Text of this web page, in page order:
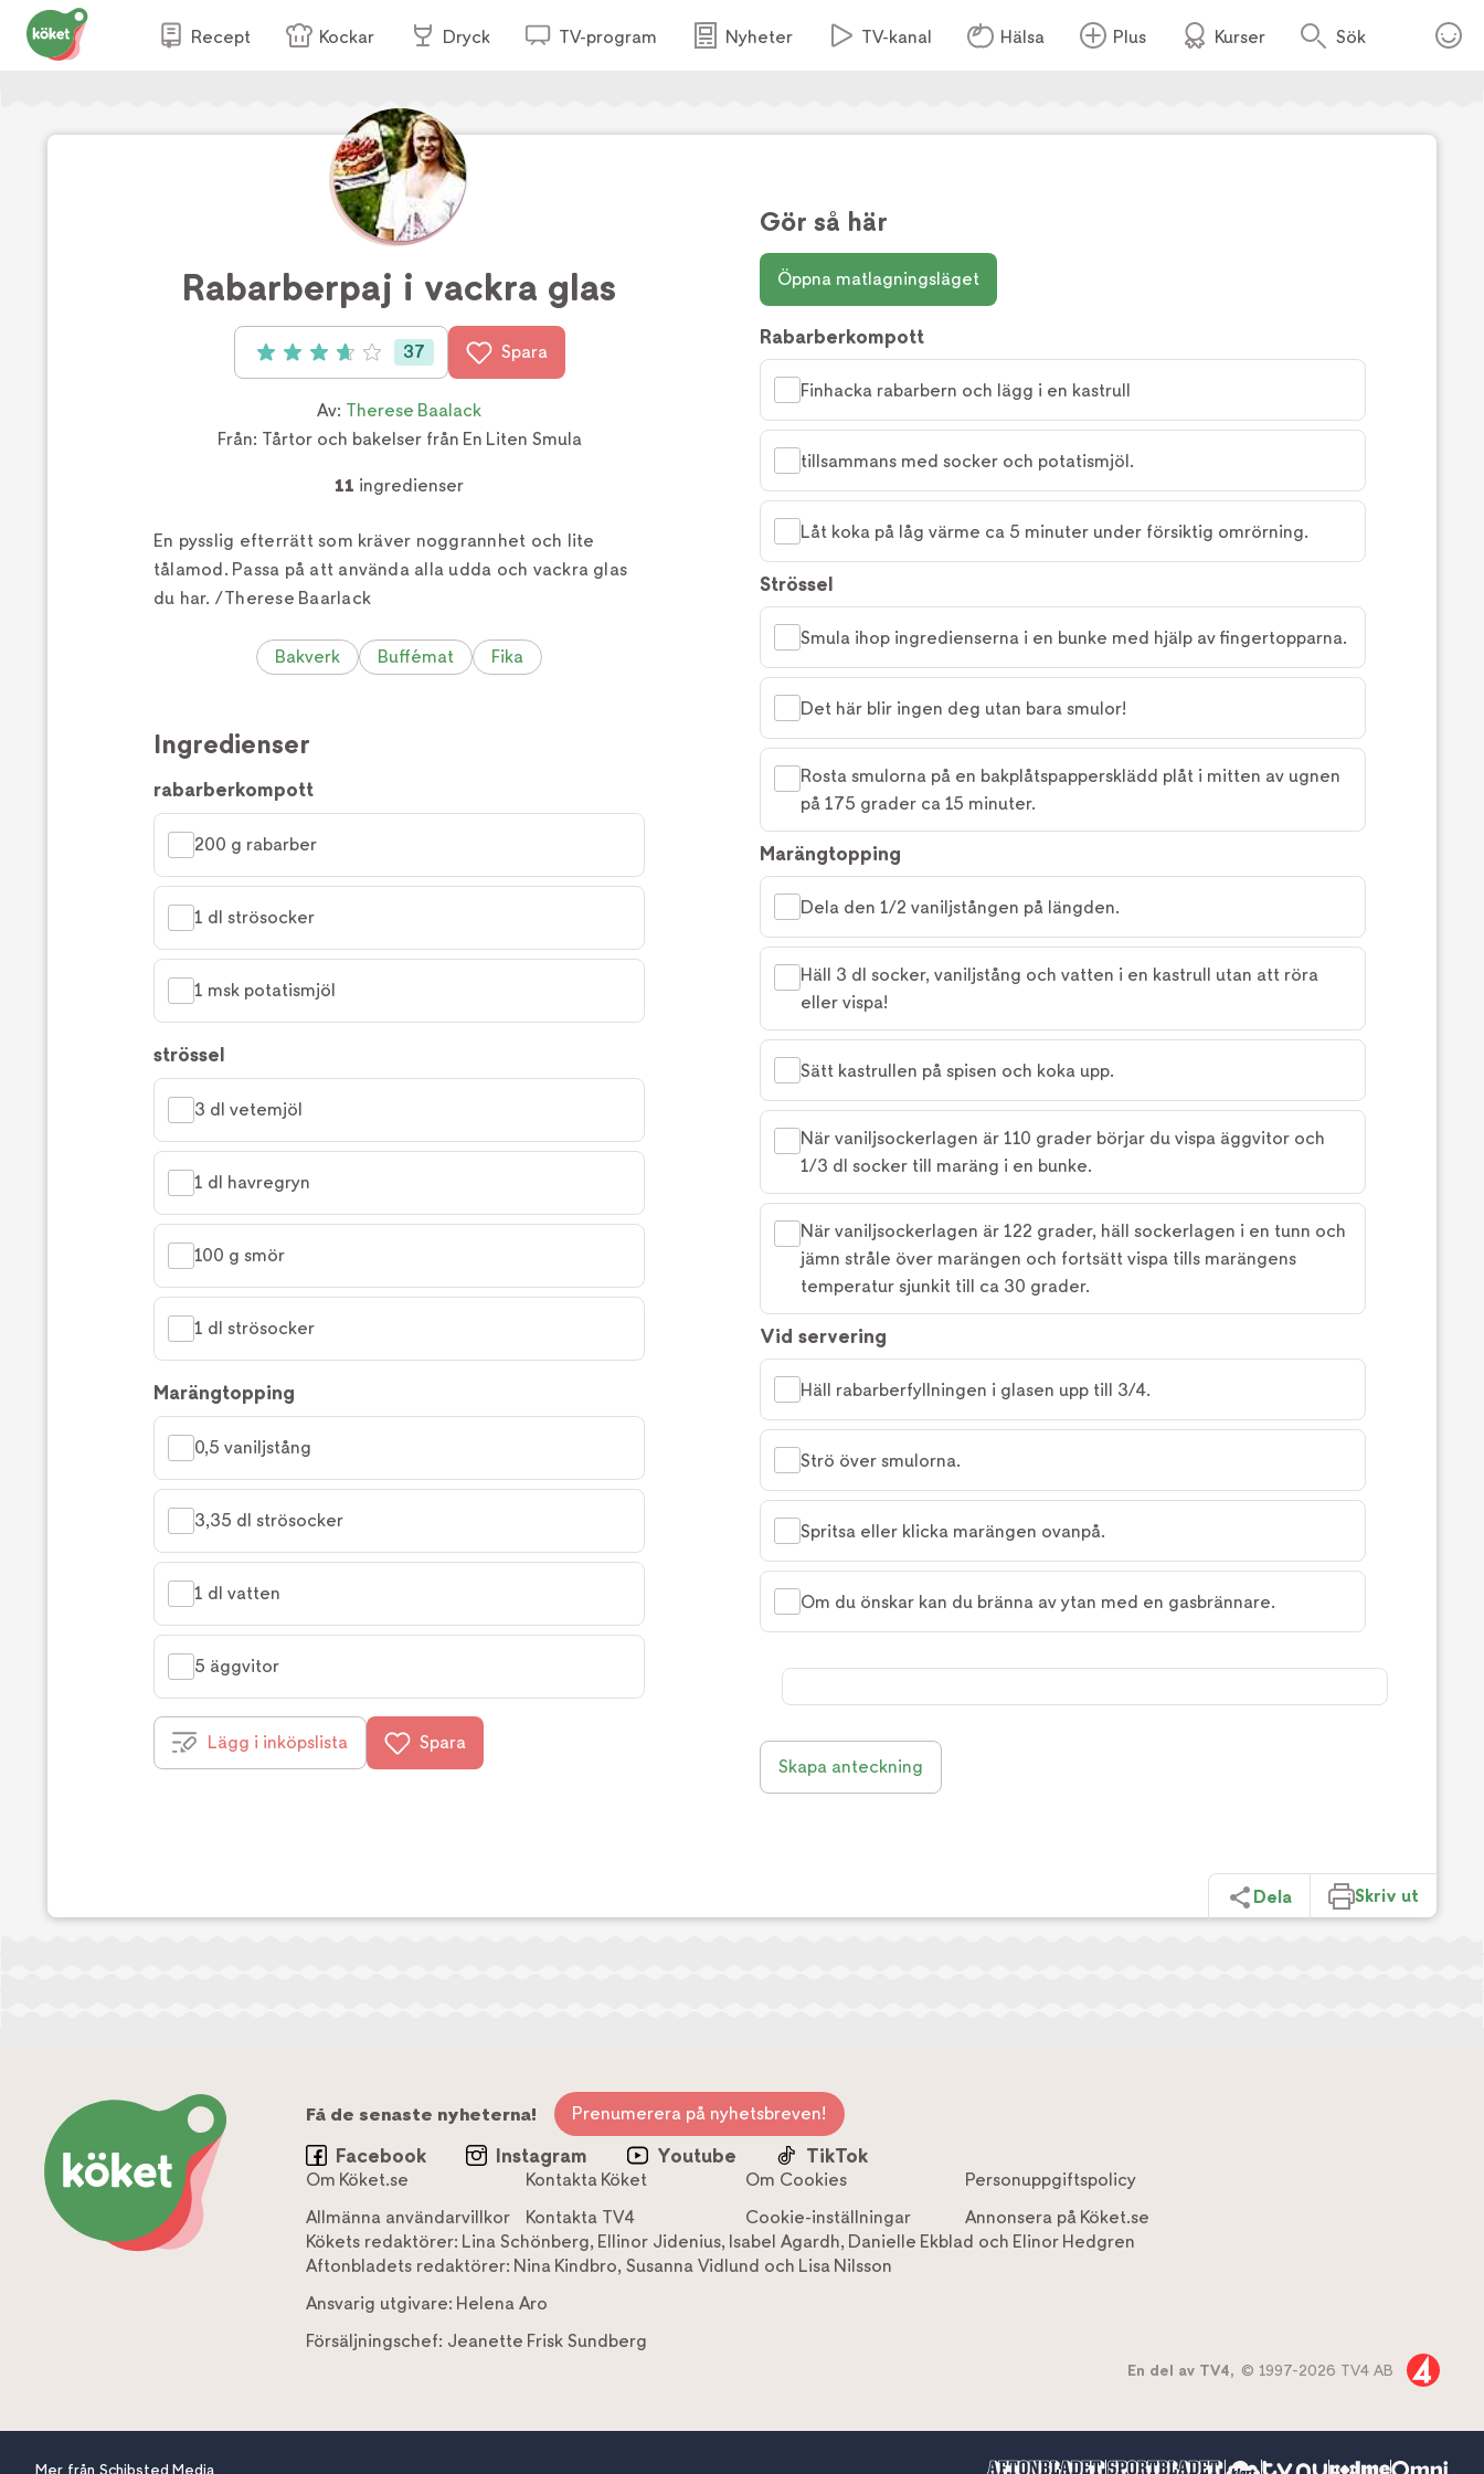
Recept Kockar Dryck TV-program Nyheter TV-kanal Hälsa Plus Kurser Sök
Foto:Anna Kern
Rabarberpaj i vackra glas
Betyg: 3.73 av 5 (37 röster)
37 Spara
Av: Therese Baalack
Från: Tårtor och bakelser från En Liten Smula
11 ingredienser
En pysslig efterrätt som kräver noggrannhet och lite
tålamod. Passa på att använda alla udda och vackra glas
du har. /Therese Baarlack
Bakverk Buffémat Fika
Ingredienser
rabarberkompott
200 g rabarber
1 dl strösocker
1 msk potatismjöl
strössel
3 dl vetemjöl
1 dl havregryn
100 g smör
1 dl strösocker
Marängtopping
0,5 vaniljstång
3,35 dl strösocker
1 dl vatten
5 äggvitor
Lägg i inköpslista Spara
Gör så här
Öppna matlagningsläget
Rabarberkompott
Finhacka rabarbern och lägg i en kastrull
tillsammans med socker och potatismjöl.
Låt koka på låg värme ca 5 minuter under försiktig omrörning.
Strössel
Smula ihop ingredienserna i en bunke med hjälp av fingertopparna.
Det här blir ingen deg utan bara smulor!
Rosta smulorna på en bakplåtspappersklädd plåt i mitten av ugnen
på 175 grader ca 15 minuter.
Marängtopping
Dela den 1/2 vaniljstången på längden.
Häll 3 dl socker, vaniljstång och vatten i en kastrull utan att röra
eller vispa!
Sätt kastrullen på spisen och koka upp.
När vaniljsockerlagen är 110 grader börjar du vispa äggvitor och
1/3 dl socker till maräng i en bunke.
När vaniljsockerlagen är 122 grader, häll sockerlagen i en tunn och
jämn stråle över marängen och fortsätt vispa tills marängens
temperatur sjunkit till ca 30 grader.
Vid servering
Häll rabarberfyllningen i glasen upp till 3/4.
Strö över smulorna.
Spritsa eller klicka marängen ovanpå.
Om du önskar kan du bränna av ytan med en gasbrännare.
Skapa anteckning
Dela Skriv ut
Få de senaste nyheterna! Prenumerera på nyhetsbreven!
Facebook Instagram Youtube TikTok
Om Köket.se Kontakta Köket Om Cookies
Personuppgiftspolicy
Allmänna användarvillkor
Kontakta TV4 Cookie-inställningar
Annonsera på Köket.se
Kökets redaktörer: Lina Schönberg, Ellinor Jidenius, Isabel Agardh, Danielle Ekblad och Elinor Hedgren
Aftonbladets redaktörer: Nina Kindbro, Susanna Vidlund och Lisa Nilsson
Ansvarig utgivare: Helena Aro
Försäljningschef: Jeanette Frisk Sundberg
En del av TV4, © 1997-2026 TV4 AB
Mer från Schibsted Media